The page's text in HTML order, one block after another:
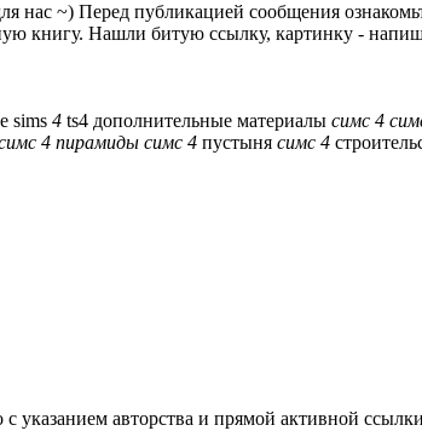
нас ~) Перед публикацией сообщения
книгу. Нашли битую ссылку, картинку -
sims 4 ts4 дополнительные материалы симс 4
4 пирамиды симс 4 пустыня симс 4
с указанием авторства и прямой активной